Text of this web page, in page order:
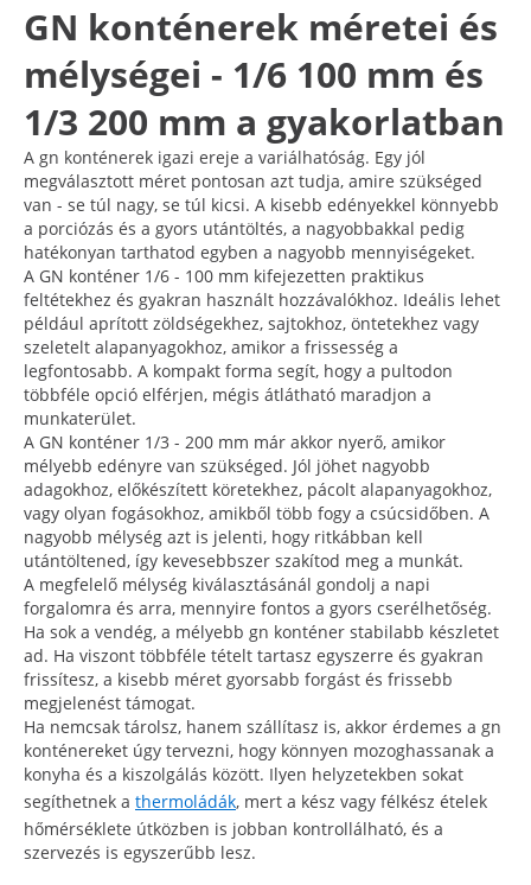
GN konténerek méretei és
mélységei - 1/6 100 mm és
1/3 200 mm a gyakorlatban
A gn konténerek igazi ereje a variálhatóság. Egy jól
megválasztott méret pontosan azt tudja, amire szükséged
van - se túl nagy, se túl kicsi. A kisebb edényekkel könnyebb
a porciózás és a gyors utántöltés, a nagyobbakkal pedig
hatékonyan tarthatod egyben a nagyobb mennyiségeket.
A GN konténer 1/6 - 100 mm kifejezetten praktikus
feltétekhez és gyakran használt hozzávalókhoz. Ideális lehet
például aprított zöldségekhez, sajtokhoz, öntetekhez vagy
szeletelt alapanyagokhoz, amikor a frissesség a
legfontosabb. A kompakt forma segít, hogy a pultodon
többféle opció elférjen, mégis átlátható maradjon a
munkaterület.
A GN konténer 1/3 - 200 mm már akkor nyerő, amikor
mélyebb edényre van szükséged. Jól jöhet nagyobb
adagokhoz, előkészített köretekhez, pácolt alapanyagokhoz,
vagy olyan fogásokhoz, amikből több fogy a csúcsidőben. A
nagyobb mélység azt is jelenti, hogy ritkábban kell
utántöltened, így kevesebbszer szakítod meg a munkát.
A megfelelő mélység kiválasztásánál gondolj a napi
forgalomra és arra, mennyire fontos a gyors cserélhetőség.
Ha sok a vendég, a mélyebb gn konténer stabilabb készletet
ad. Ha viszont többféle tételt tartasz egyszerre és gyakran
frissítesz, a kisebb méret gyorsabb forgást és frissebb
megjelenést támogat.
Ha nemcsak tárolsz, hanem szállítasz is, akkor érdemes a gn
konténereket úgy tervezni, hogy könnyen mozoghassanak a
konyha és a kiszolgálás között. Ilyen helyzetekben sokat
segíthetnek a thermoládák, mert a kész vagy félkész ételek
hőmérséklete útközben is jobban kontrollálható, és a
szervezés is egyszerűbb lesz.